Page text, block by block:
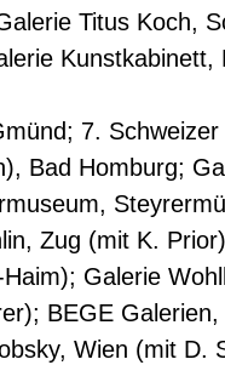
Titus Koch,
7.
Bad Homburg;
Zug (mit K. Prior)
Galerie
BEGE
Wien (mit